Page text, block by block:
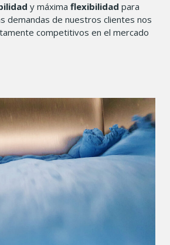
y máxima flexibilidad para
demandas de nuestros clientes nos
competitivos en el mercado